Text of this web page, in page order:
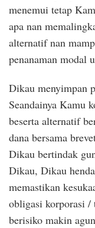
menemui tetap
apa nan
alternatif nan
penanaman modal
Dikau menyimpan
Seandainya Kamu
beserta alternatif
dana bersama
Dikau bertindak
Dikau, Dikau
memastikan
obligasi korporasi /
berisiko makin